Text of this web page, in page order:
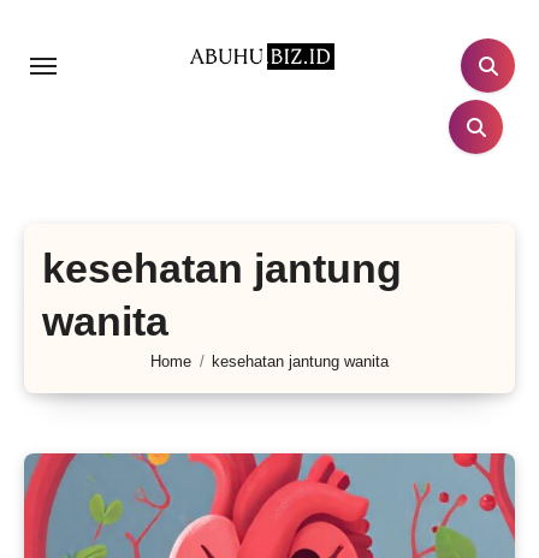
kesehatan jantung
wanita
Home kesehatan jantung wanita